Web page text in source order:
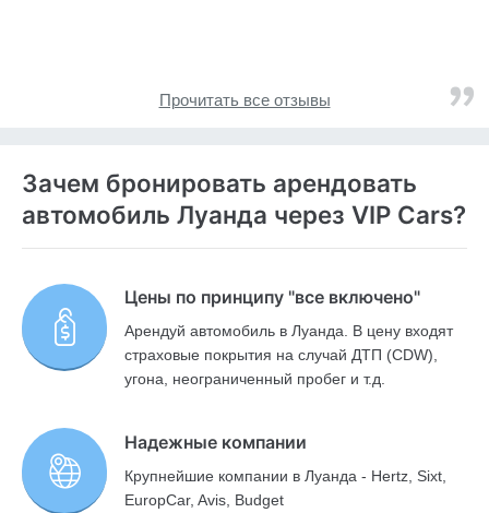
Прочитать все отзывы
Зачем бронировать арендовать
автомобиль Луанда через VIP Cars?
Цены по принципу "все включено"
Арендуй автомобиль в Луанда. В цену входят
страховые покрытия на случай ДТП (CDW),
угона, неограниченный пробег и т.д.
Надежные компании
Крупнейшие компании в Луанда - Hertz, Sixt,
EuropCar, Avis, Budget